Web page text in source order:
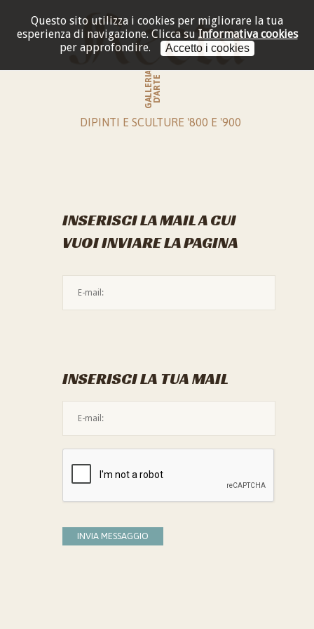
Questo sito utilizza i cookies per migliorare la tua
esperienza di navigazione. Clicca su Informativa cookies
per approfondire.
Accetto i cookies
GALLERIAD'ARTE
DIPINTI E SCULTURE '800 E '900
INSERISCI LA MAIL A CUI
VUOI INVIARE LA PAGINA
INSERISCI LA TUA MAIL
INVIA MESSAGGIO